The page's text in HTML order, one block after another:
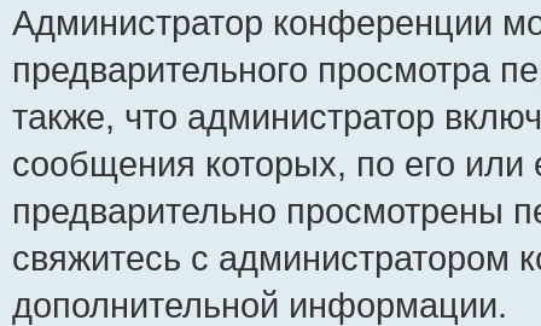
Администратор конференции
предварительного просмотра
также, что администратор
сообщения которых, по его
предварительно просмотрены
свяжитесь с администратором
дополнительной информации.